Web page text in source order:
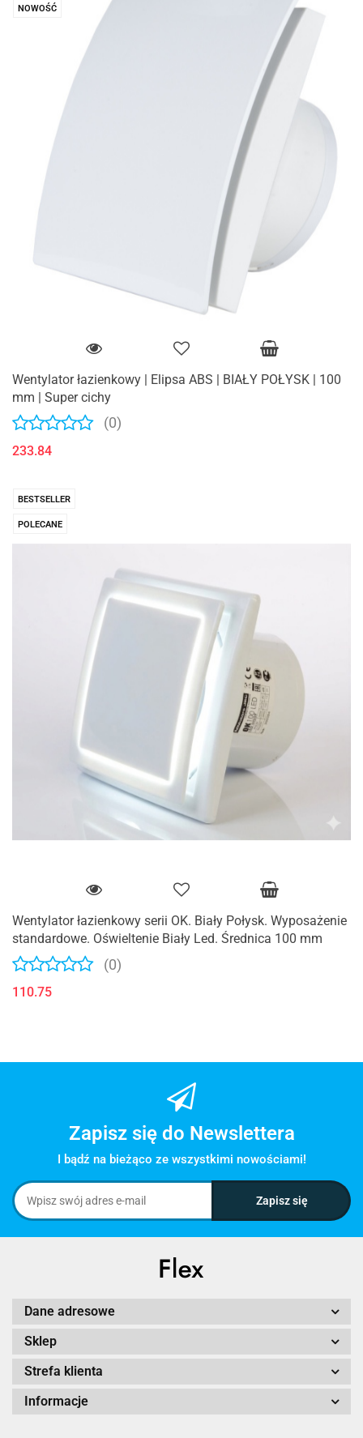
NOWOŚĆ
Wentylator łazienkowy | Elipsa ABS | BIAŁY POŁYSK | 100
mm | Super cichy
(0)
233.84
BESTSELLER
POLECANE
Wentylator łazienkowy serii OK. Biały Połysk. Wyposażenie
standardowe. Oświeltenie Biały Led. Średnica 100 mm
(0)
110.75
Zapisz się do Newslettera
I bądź na bieżąco ze wszystkimi nowościami!
Dane adresowe
Sklep
Strefa klienta
Informacje